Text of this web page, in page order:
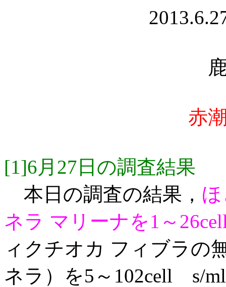
赤
[1]6月27日の調査結果
本日の調査の結果，
ネラ マリーナを1～
ィクチオカ フィブラの
ネラ）を5～102cell s/